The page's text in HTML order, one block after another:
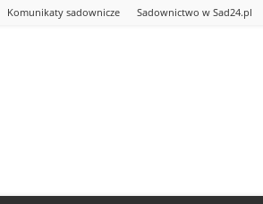
Komunikaty sadownicze Sadownictwo w Sad24.pl